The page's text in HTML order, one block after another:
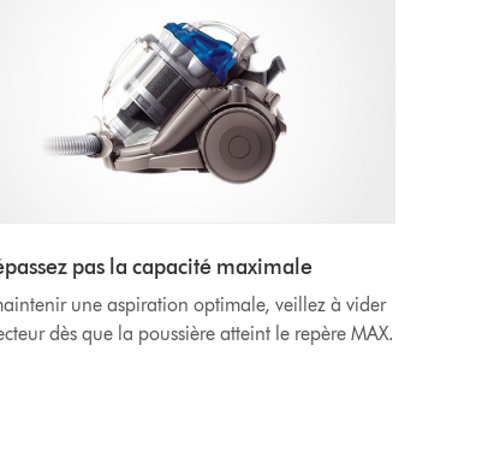
pas la capacité maximale
une aspiration optimale, veillez à vider
dès que la poussière atteint le repère MAX.